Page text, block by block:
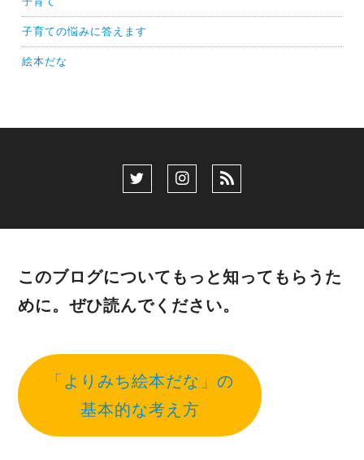
子育ての悩みに答えます
絵本だな
このブログについてもっと知ってもらうた
めに。ぜひ読んでください。
「よりみち絵本だな」の
基本的な考え方